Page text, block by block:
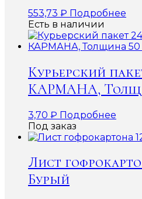
553,73 ₽ Подробнее
Есть в наличии
Курьерский
КАРМАНА,
3,70 ₽ Подробнее
Под заказ
Лист
Бурый